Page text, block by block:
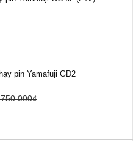
pin Yamafuji GD2